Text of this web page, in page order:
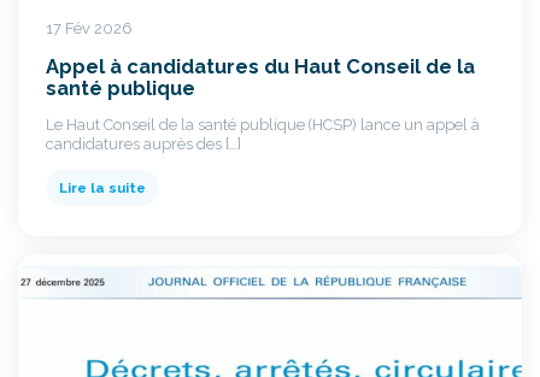
17 Fév 2026
Appel à candidatures du Haut Conseil de la
santé publique
Le Haut Conseil de la santé publique (HCSP) lance un appel à
candidatures auprès des […]
Lire la suite